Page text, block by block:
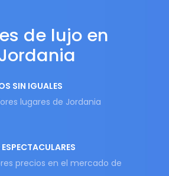
de lujo en
SIN IGUALES
lugares de Jordania
precios en el mercado de